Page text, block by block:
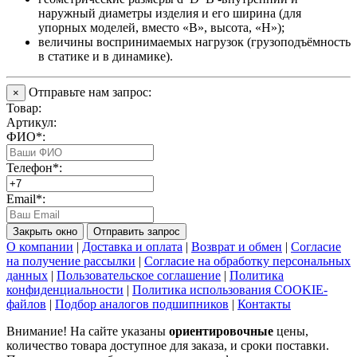
наружный диаметры изделия и его ширина (для
упорных моделей, вместо «В», высота, «Н»);
величины воспринимаемых нагрузок (грузоподъёмность
в статике и в динамике).
×
Отправьте нам запрос:
Товар:
Артикул:
ФИО*:
Телефон*:
Email*:
Закрыть окно Отправить запрос
О компании | Доставка и оплата | Возврат и обмен | Согласие
на получение рассылки | Согласие на обработку персональных
данных | Пользовательское соглашение | Политика
конфиденциальности | Политика использования COOKIE-
файлов | Подбор аналогов подшипников | Контакты
Внимание! На сайте указаны ориентировочные цены,
количество товара доступное для заказа, и сроки поставки.